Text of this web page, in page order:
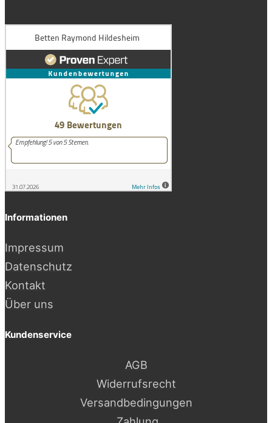
Informationen
Impressum
Datenschutz
Kontakt
Über uns
Kundenservice
AGB
Widerrufsrecht
Versandbedingungen